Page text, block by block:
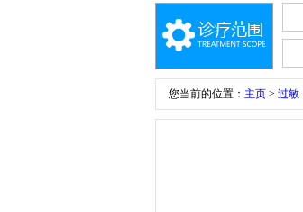
您当前的位置： 主页 > 过敏